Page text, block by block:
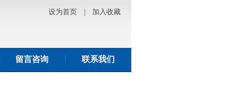
设为首页 加入收藏
留言咨询 联系我们